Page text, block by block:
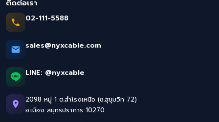
ติดต่อเรา
02-111-5588
sales@nyxcable.com
LINE: @nyxcable
2098 หมู่ 1 ต.สำโรงเหนือ (ซ.สุขุมวิท 72)
อ.เมือง สมุทรปราการ 10270